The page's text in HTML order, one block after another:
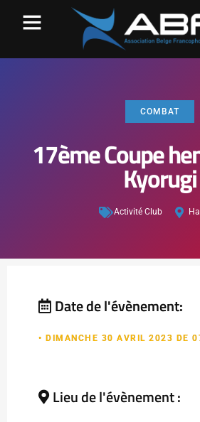
COMBAT
17ème Coupe
Kyorugi
Activité Club
Date de l'évènement:
• DIMANCHE 30 AVRIL 2023 DE
Lieu de l'évènement :